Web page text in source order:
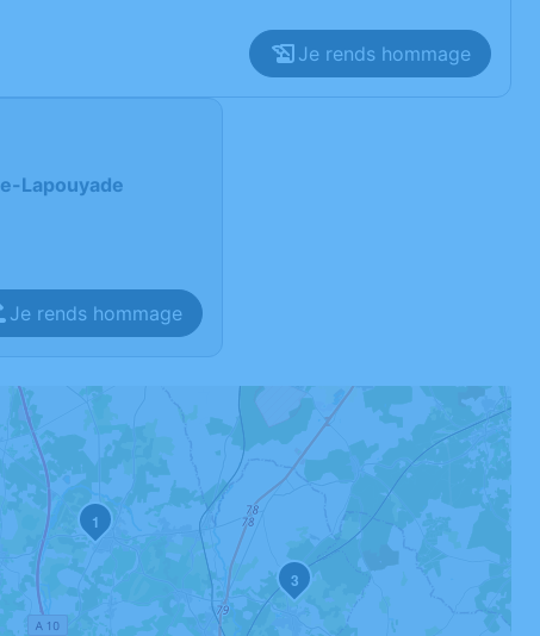
Je rends hommage
Lapouyade
Je rends hommage
1
3